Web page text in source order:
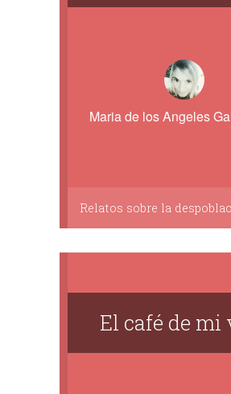
Maria de los Angeles
Relatos sobre la
El café de mi